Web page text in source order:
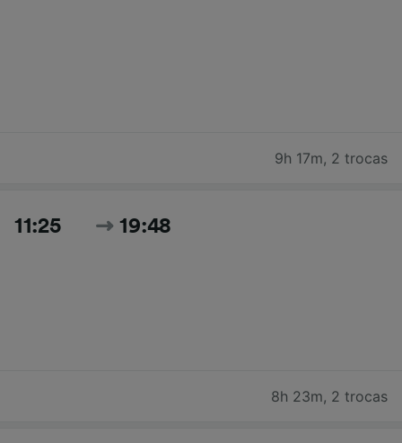
9h 17m, 2 trocas
11:25 19:48
8h 23m, 2 trocas